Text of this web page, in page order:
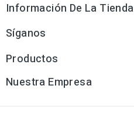
Información De La Tienda
Síganos
Productos
Nuestra Empresa